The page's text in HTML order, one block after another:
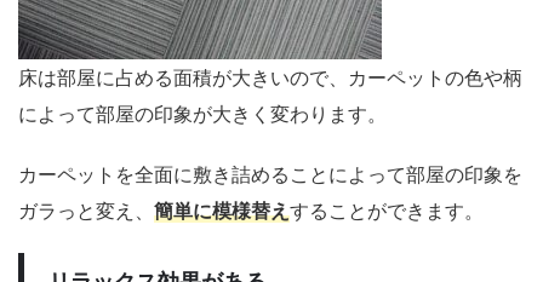
床は部屋に占める面積が大きいので、カーペットの色や柄
によって部屋の印象が大きく変わります。
カーペットを全面に敷き詰めることによって部屋の印象を
ガラっと変え、 簡単に模様替えすることができます。